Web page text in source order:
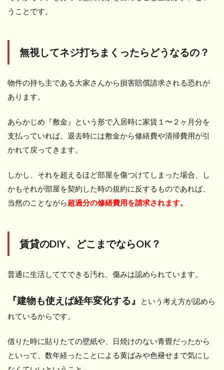
うことです。
無視してネジ打ちまくったらどうなるの？
物件の持ち主である大家さんから損害賠償請求される恐れが
あります。
あらかじめ『敷金』という形で入居時に家賃１〜２ヶ月分を
支払っていれば、退去時には敷金から修繕費や清掃費用が引
かれて戻ってきます。
しかし、それを超えるほど部屋を傷つけてしまった場合、し
かもそれが部屋を契約した時の規約に反するものであれば、
当然のことながら超過分の修繕費用を請求されます。
賃貸のDIY、どこまでならOK？
普通に生活しててできる汚れ、傷みは認められています。
『建物も使えば経年変化する』
という考え方が認めら
れているからです。
借りた時に貼りたての壁紙や、日焼けのない青畳だったから
といって、数年経ったことによる黄ばみや色褪せまで気にし